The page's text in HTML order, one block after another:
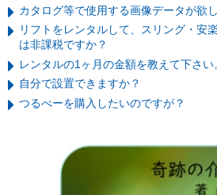
カタログ等で使用する画像データが欲
リフトをレンタルして、スリング・安
は非課税ですか？
レンタルの1ヶ月の金額を教えて下さい
自分で設置できますか？
つるべーを購入したいのですが？